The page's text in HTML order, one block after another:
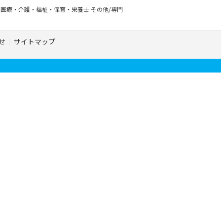
医療・介護・福祉・保育・栄養士 その他/専門
サイトマップ